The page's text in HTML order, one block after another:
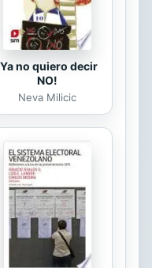
no quiero decir
NO!
Neva Milicic